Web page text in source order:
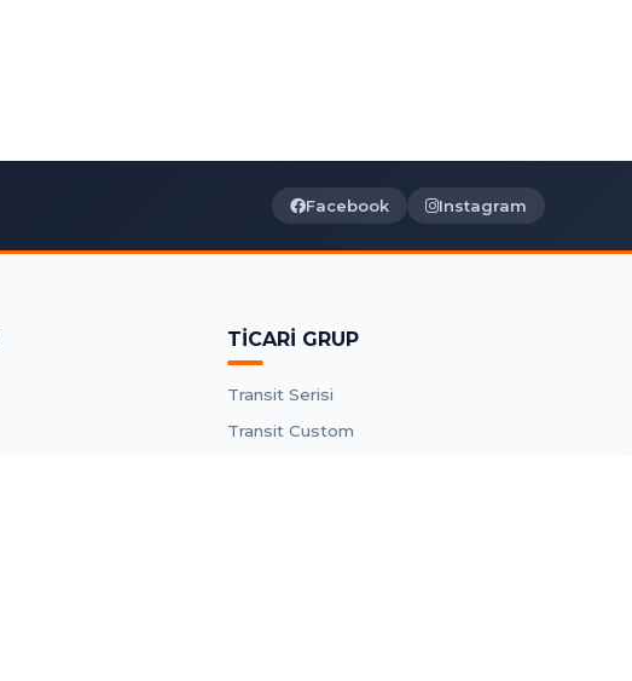
Facebook Instagram
TİCARİ GRUP
Transit Serisi
Transit Custom